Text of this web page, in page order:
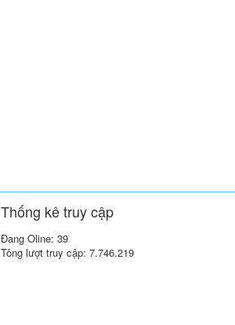
Thống kê truy cập
Đang Oline: 39
Tông lượt truy cập: 7.746.219